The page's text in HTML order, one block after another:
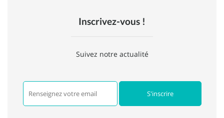
Inscrivez-vous !
Suivez notre actualité